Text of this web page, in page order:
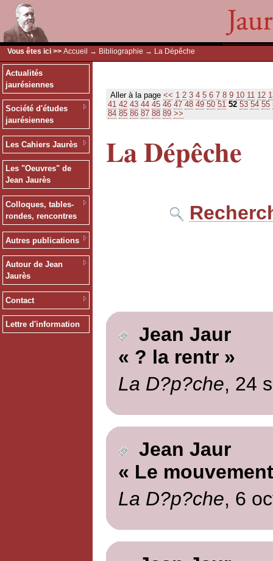
Vous êtes ici >> Accueil → Bibliographie → La Dépêche
Actualités
jaurésiennes
Société d'études
jaurésiennes
Les Cahiers Jaurès
Les "Oeuvres" de
Jean Jaurès
Colloques, tables-
rondes, rencontres
Autres publications
Autour de Jean
Jaurès
Contact
Lettre d'information
Aller à la page << 1 2 3 4 5 6 7 8 9 10 11 12
41 42 43 44 45 46 47 48 49 50 51 52 53 54 55
84 85 86 87 88 89 >>
La Dépêche
Jean Jaur
« ? la rentr »
La D?p?che, 24
Jean Jaur
« Le
La D?p?che, 6